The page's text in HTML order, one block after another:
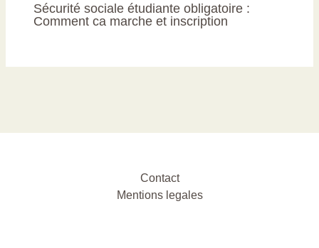
Sécurité sociale étudiante obligatoire :
Comment ca marche et inscription
Contact
Mentions legales